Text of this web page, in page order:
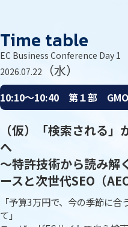
Time table
EC Business Conference Day 1
2026.07.22
（水）
10:10〜10:40 第１部 GMO
（仮）「検索される
へ
〜特許技術から読み解
ースと次世代SEO（
「予算3万円で、今の季節に
て」